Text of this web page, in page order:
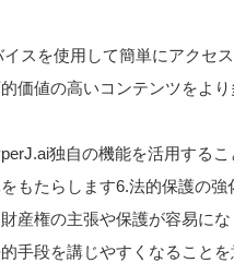
スを使用して簡単にアクセ
価値の高いコンテンツをよ
独自の機能を活用する
もたらします6.法的保護の強
産権の主張や保護が容易に
手段を講じやすくなることを